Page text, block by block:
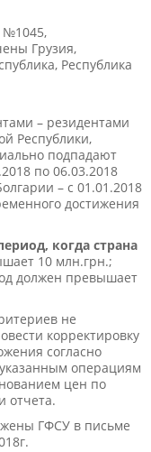
№1045,
Грузия,
Республика
– резидентами
Республики,
подпадают
по 06.03.2018
– с 01.01.2018
достижения
когда страна
10 млн.грн.;
должен превышает
не
корректировку
согласно
операциям
цен по
отчета.
ГФСУ в письме